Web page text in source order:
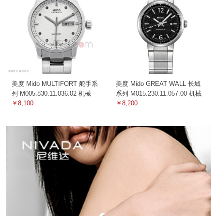
美度 Mido MULTIFORT 舵手系
列 M005.830.11.036.02 机械
￥8,100
美度 Mido GREAT WALL 长城
系列 M015.230.11.057.00 机械
￥8,200